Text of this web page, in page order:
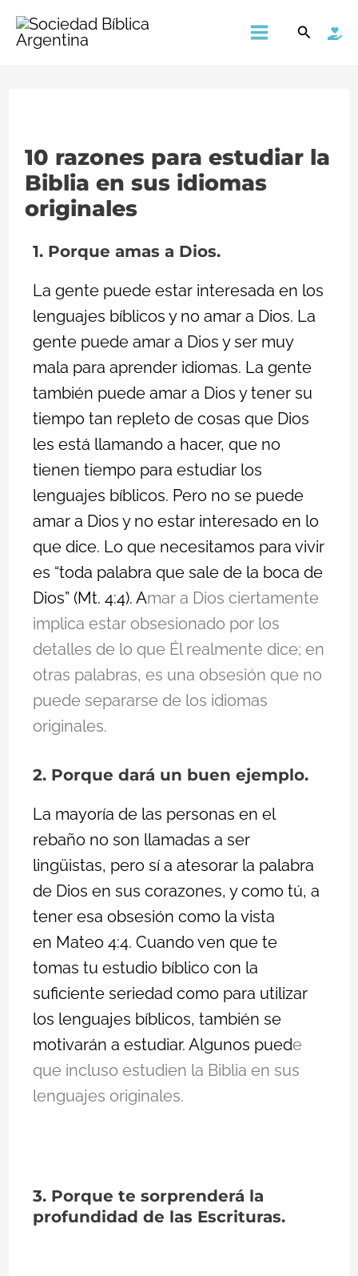
MainBuscar
10 razones para estudiar la
Biblia en sus idiomas
originales
1. Porque amas a Dios.
La gente puede estar interesada en los
lenguajes bíblicos y no amar a Dios. La
gente puede amar a Dios y ser muy
mala para aprender idiomas. La gente
también puede amar a Dios y tener su
tiempo tan repleto de cosas que Dios
les está llamando a hacer, que no
tienen tiempo para estudiar los
lenguajes bíblicos. Pero no se puede
amar a Dios y no estar interesado en lo
que dice. Lo que necesitamos para vivir
es “toda palabra que sale de la boca de
Dios” (Mt. 4:4). Amar a Dios ciertamente
implica estar obsesionado por los
detalles de lo que Él realmente dice; en
otras palabras, es una obsesión que no
puede separarse de los idiomas
originales.
2. Porque dará un buen ejemplo.
La mayoría de las personas en el
rebaño no son llamadas a ser
lingüistas, pero sí a atesorar la palabra
de Dios en sus corazones, y como tú, a
tener esa obsesión como la vista
en Mateo 4:4. Cuando ven que te
tomas tu estudio bíblico con la
suficiente seriedad como para utilizar
los lenguajes bíblicos, también se
motivarán a estudiar. Algunos puede
que incluso estudien la Biblia en sus
lenguajes originales.
3. Porque te sorprenderá la
profundidad de las Escrituras.